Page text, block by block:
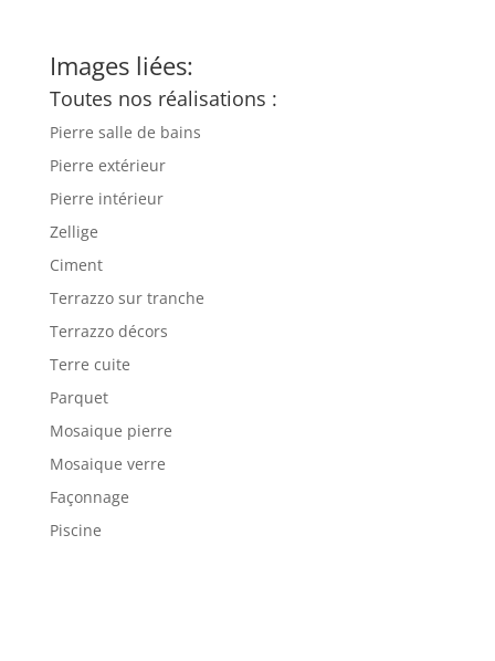
Images liées:
Toutes nos réalisations :
Pierre salle de bains
Pierre extérieur
Pierre intérieur
Zellige
Ciment
Terrazzo sur tranche
Terrazzo décors
Terre cuite
Parquet
Mosaique pierre
Mosaique verre
Façonnage
Piscine